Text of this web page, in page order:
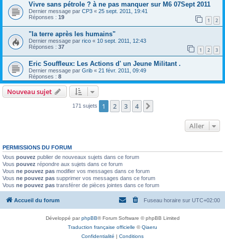
Vivre sans pétrole ? à ne pas manquer sur M6 07Sept 2011
Dernier message par CP3 « 25 sept. 2011, 19:41
Réponses : 19 1 2
"la terre après les humains"
Dernier message par rico « 10 sept. 2011, 12:43
Réponses : 37 1 2 3
Eric Souffleux: Les Actions d' un Jeune Militant .
Dernier message par Grib « 21 févr. 2011, 09:49
Réponses : 8
Nouveau sujet
171 sujets 1 2 3 4
Aller
PERMISSIONS DU FORUM
Vous pouvez publier de nouveaux sujets dans ce forum
Vous pouvez répondre aux sujets dans ce forum
Vous ne pouvez pas modifier vos messages dans ce forum
Vous ne pouvez pas supprimer vos messages dans ce forum
Vous ne pouvez pas transférer de pièces jointes dans ce forum
Accueil du forum Fuseau horaire sur UTC+02:00
Développé parphpBB® Forum Software © phpBB Limited
Traduction française officielle ©Qiaeru
Confidentialité | Conditions